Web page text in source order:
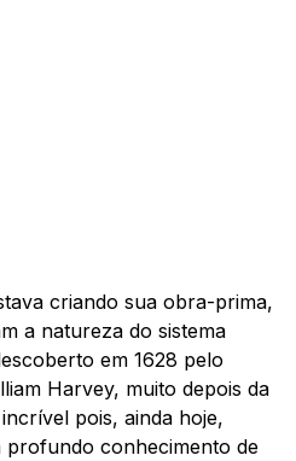
criando sua obra-prima,
a natureza do sistema
em 1628 pelo
Harvey, muito depois da
pois, ainda hoje,
profundo conhecimento de